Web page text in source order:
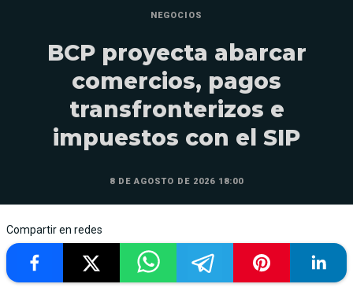
NEGOCIOS
BCP proyecta abarcar
comercios, pagos
transfronterizos e
impuestos con el SIP
8 DE AGOSTO DE 2026 18:00
Compartir en redes